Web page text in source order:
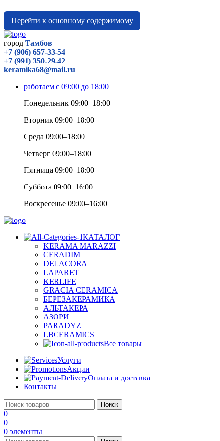
Перейти к основному содержимому
город Тамбов
+7 (906) 657-33-54
+7 (991) 350-29-42
keramika68@mail.ru
работаем с 09:00 до 18:00
Понедельник 09:00–18:00
Вторник 09:00–18:00
Среда 09:00–18:00
Четверг 09:00–18:00
Пятница 09:00–18:00
Суббота 09:00–16:00
Воскресенье 09:00–16:00
КАТАЛОГ
KERAMA MARAZZI
CERADIM
DELACORA
LAPARET
KERLIFE
GRACIA CERAMICA
БЕРЕЗАКЕРАМИКА
АЛЬТАКЕРА
АЗОРИ
PARADYZ
LBCERAMICS
Все товары
Услуги
Акции
Оплата и доставка
Контакты
Поиск
0
0
0 элементы